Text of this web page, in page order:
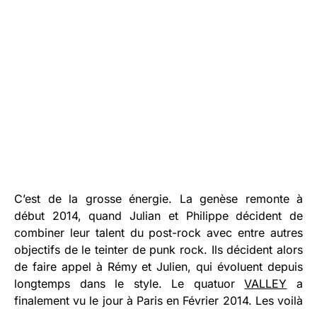
C’est de la grosse énergie. La genèse remonte à
début 2014, quand Julian et Philippe décident de
combiner leur talent du post-rock avec entre autres
objectifs de le teinter de punk rock. Ils décident alors
de faire appel à Rémy et Julien, qui évoluent depuis
longtemps dans le style. Le quatuorVALLEY a
finalement vu le jour à Paris en Février 2014. Les voilà